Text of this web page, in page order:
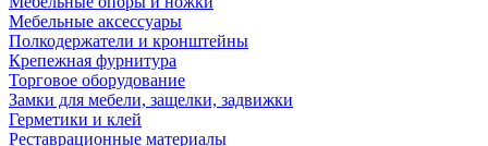
Мебельные аксессуары
Полкодержатели и кронштейны
Крепежная фурнитура
Торговое оборудование
Замки для мебели, защелки, задвижки
Герметики и клей
Реставрационные материалы